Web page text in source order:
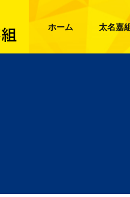
ホーム 太名嘉